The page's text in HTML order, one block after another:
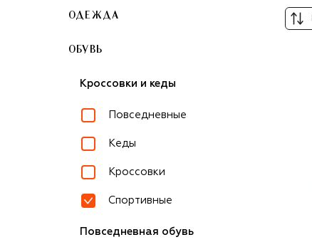
ОДЕЖДА
ОБУВЬ
Кроссовки и кеды
Повседневные
Кеды
Кроссовки
Спортивные
Повседневная обувь